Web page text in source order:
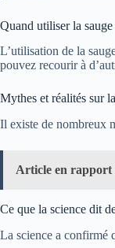
Quand utiliser la
L’utilisation de la
pouvez recourir à
Mythes et réalités sur
Il existe de nombreux
Article en rapport
Ce que la science dit
La science a confirmé